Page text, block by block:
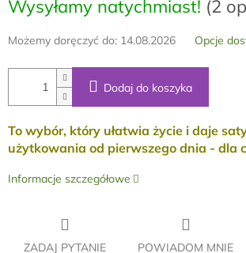
Wysyłamy natychmiast! (2
Możemy doręczyć do: 14.08.2026 Opcje
Dodaj do koszyka
To wybór, który ułatwia życie i daje
użytkowania od pierwszego dnia - dla
Informacje szczegółowe
ZADAJ PYTANIE POWIADOM MNIE